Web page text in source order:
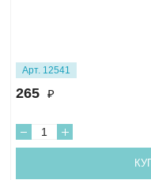
Арт. 12541
265 ₽